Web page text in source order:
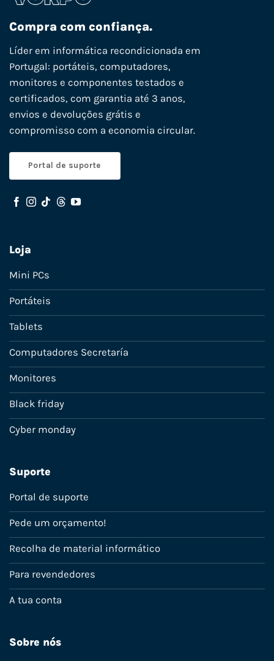
Compra com confiança.
Líder em informática recondicionada em
Portugal: portáteis, computadores,
monitores e componentes testados e
certificados, com garantia até 3 anos,
envios e devoluções grátis e
compromisso com a economia circular.
Portal de suporte
Loja
Mini PCs
Portáteis
Tablets
Computadores Secretaría
Monitores
Black friday
Cyber monday
Suporte
Portal de suporte
Pede um orçamento!
Recolha de material informático
Para revendedores
A tua conta
Sobre nós